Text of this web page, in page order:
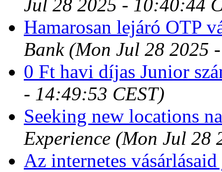
Jul 28 2025 - 10:40:44
Hamarosan lejáró OTP
Bank (Mon Jul 28 2025
0 Ft havi díjas Junior
- 14:49:53 CEST)
Seeking new locations
Experience (Mon Jul 28
Az internetes